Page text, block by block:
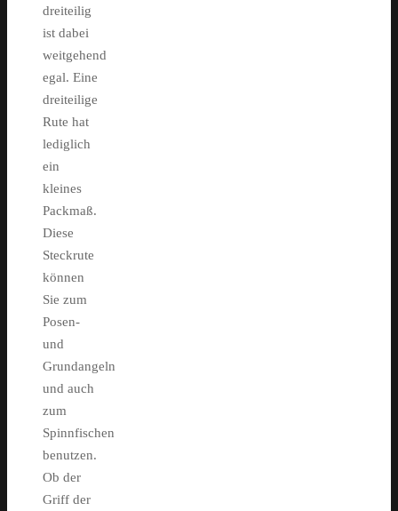
dreiteilig
ist dabei
weitgehend
egal. Eine
dreiteilige
Rute hat
lediglich
ein
kleines
Packmaß.
Diese
Steckrute
können
Sie zum
Posen-
und
Grundangeln
und auch
zum
Spinnfischen
benutzen.
Ob der
Griff der